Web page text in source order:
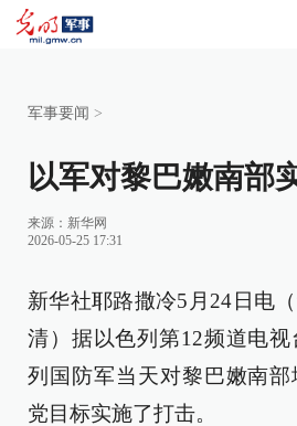
军事要闻 >
以军对黎巴嫩南部
来源： 新华网
2026-05-25 17:31
新华社耶路撒冷5月24日电
清）据以色列第12频道电
列国防军当天对黎巴嫩南
党目标实施了打击。